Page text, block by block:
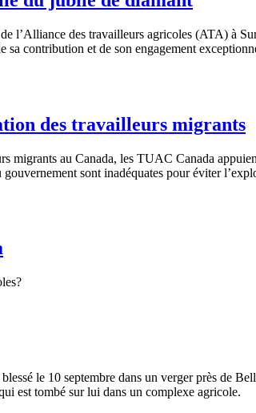
de l’Alliance des travailleurs agricoles (ATA) à
sa contribution et de son engagement
des travailleurs migrants
migrants au Canada, les TUAC Canada
gouvernement sont inadéquates pouréviter
blessé le 10 septembre dans un vergerprès de
est tombé sur lui dans un complexe agricole.